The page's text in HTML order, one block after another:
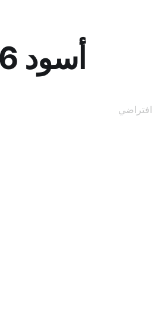
أسود AUDI RS6 سيارات من الوكيل الدولي جراندكس
افتراضي